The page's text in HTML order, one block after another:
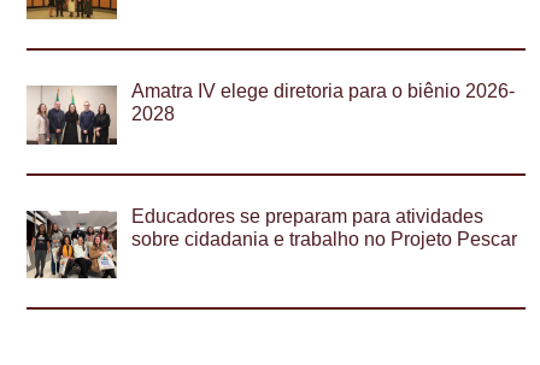
Amatra IV elege diretoria para o biênio 2026-
2028
Educadores se preparam para atividades
sobre cidadania e trabalho no Projeto Pescar